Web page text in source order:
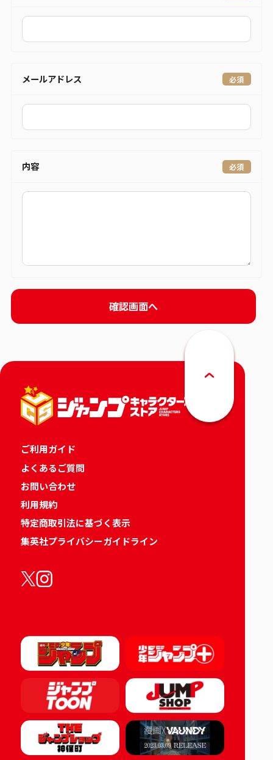
メールアドレス
内容
ご利用ガイド
よくあるご質問
お問い合わせ
利用規約
特定商取引法に基づく表示
集英社プライバシーガイドライン